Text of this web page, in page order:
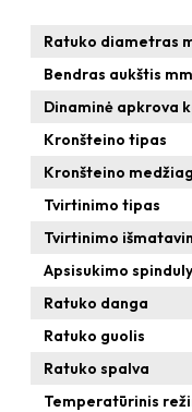
Ratuko diametras
Bendras aukštis
Dinaminė apkrova
Kronšteino tipas
Kronšteino
Tvirtinimo tipas
Tvirtinimo
Apsisukimo
Ratuko danga
Ratuko guolis
Ratuko spalva
Temperatūrinis